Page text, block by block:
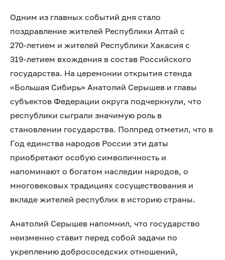
Одним из главных событий дня стало
поздравление жителей Республики Алтай с
270‑летием и жителей Республики Хакасия с
319‑летием вхождения в состав Российского
государства. На церемонии открытия стенда
«Большая Сибирь» Анатолий Серышев и главы
субъектов Федерации округа подчеркнули, что
республики сыграли значимую роль в
становлении государства. Полпред отметил, что в
Год единства народов России эти даты
приобретают особую символичность и
напоминают о богатом наследии народов, о
многовековых традициях сосуществования и
вкладе жителей республик в историю страны.
Анатолий Серышев напомнил, что государство
неизменно ставит перед собой задачи по
укреплению добрососедских отношений,